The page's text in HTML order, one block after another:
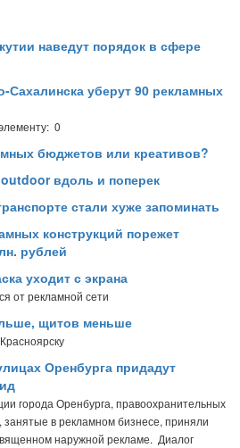
наведут порядок в сфере
уберут 90 рекламных
0
бюджетов или креативов?
вдоль и поперек
стали хуже запоминать
конструкций порежет
рублей
уходит с экрана
от рекламной сети
щитов меньше
Оренбурга придадут
города Оренбурга, правоохранительных
в рекламном бизнесе, приняли
наружной рекламе. Диалог